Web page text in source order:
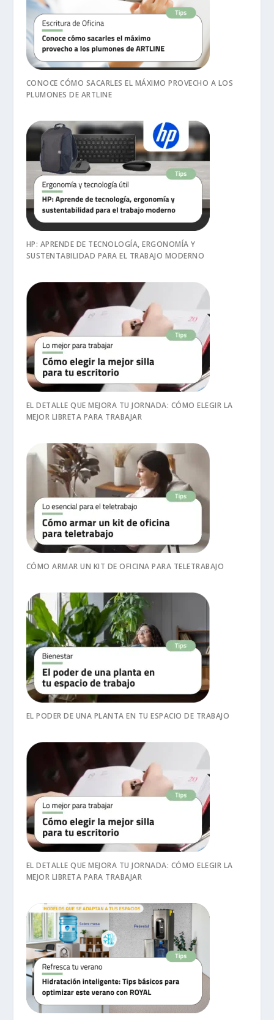
CONOCE CÓMO SACARLES EL MÁXIMO PROVECHO A LOS
PLUMONES DE ARTLINE
HP: APRENDE DE TECNOLOGÍA, ERGONOMÍA Y
SUSTENTABILIDAD PARA EL TRABAJO MODERNO
EL DETALLE QUE MEJORA TU JORNADA: CÓMO ELEGIR LA
MEJOR LIBRETA PARA TRABAJAR
CÓMO ARMAR UN KIT DE OFICINA PARA TELETRABAJO
EL PODER DE UNA PLANTA EN TU ESPACIO DE TRABAJO
EL DETALLE QUE MEJORA TU JORNADA: CÓMO ELEGIR LA
MEJOR LIBRETA PARA TRABAJAR